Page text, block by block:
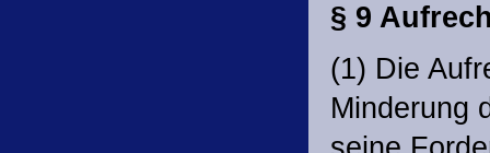
§ 9
(1) Die
Minderung